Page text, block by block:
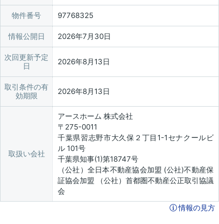
物件番号 97768325
情報公開日 2026年7月30日
次回更新予定
日
2026年8月13日
取引条件の有
効期限
2026年8月13日
取扱い会社
アースホーム 株式会社
〒275-0011
千葉県習志野市大久保２丁目1-1セナクールビ
ル 101号
千葉県知事(1)第18747号
（公社）全日本不動産協会加盟 (公社)不動産保
証協会加盟 （公社）首都圏不動産公正取引協議
会
情報の見方